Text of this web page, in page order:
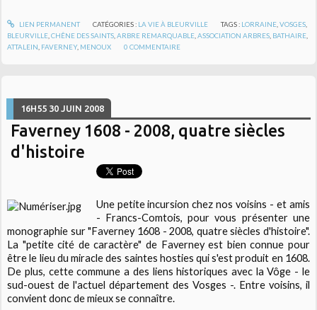
LIEN PERMANENT CATÉGORIES : LA VIE À BLEURVILLE TAGS : LORRAINE ,VOSGES
BLEURVILLE ,CHÊNE DES SAINTS ,ARBRE REMARQUABLE ,ASSOCIATION ARBRES BATHAIRE
ATTALEIN FAVERNEY, MENOUX 0 COMMENTAIRE
16H55 30 JUIN 2008
Faverney 1608 - 2008, quatre siècles
d'histoire
Une petite incursion chez nos voisins - et amis
- Francs-Comtois, pour vous présenter une
monographie sur "Faverney 1608 - 2008, quatre siècles d'histoire".
La "petite cité de caractère" de Faverney est bien connue pour
être le lieu du miracle des saintes hosties qui s'est produit en 1608.
De plus, cette commune a des liens historiques avec la Vôge - le
sud-ouest de l'actuel département des Vosges -. Entre voisins, il
convient donc de mieux se connaître.